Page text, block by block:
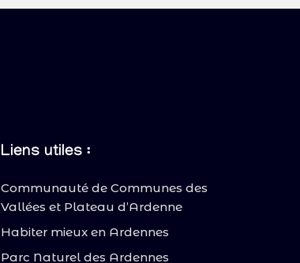
Liens utiles :
Communauté de Communes des
Vallées et Plateau d’Ardenne
Habiter mieux en Ardennes
Parc Naturel des Ardennes